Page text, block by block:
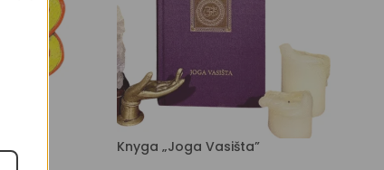
Knyga „Joga Vasišta”